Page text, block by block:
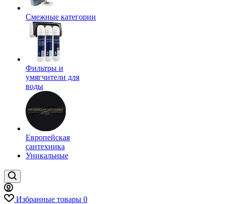
Смежные категории
Фильтры и
умягчители для
воды
Европейская
сантехника
Уникальные
Избранные товары 0